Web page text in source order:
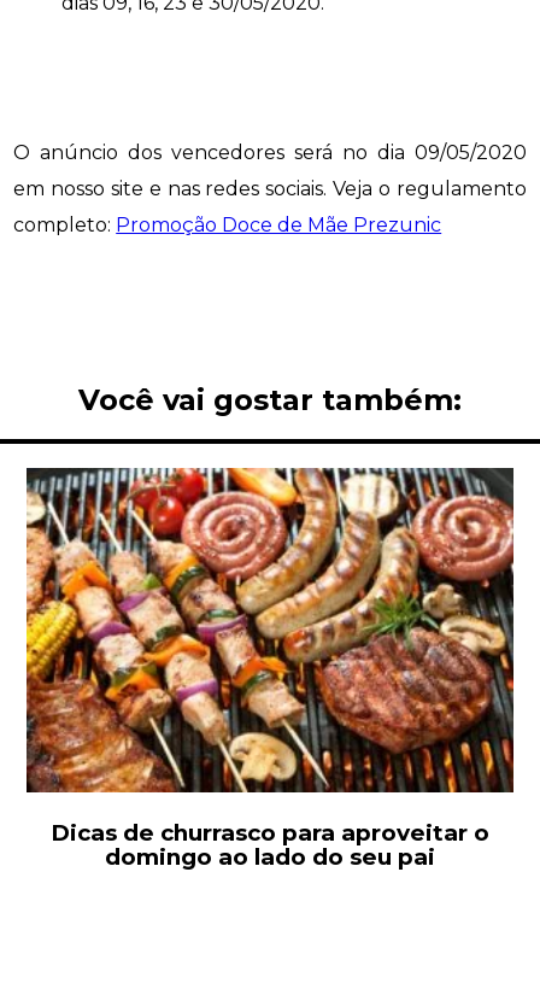
O anúncio dos vencedores será no dia 09/05/2020
em nosso site e nas redes sociais. Veja o regulamento
completo: Promoção Doce de Mãe Prezunic
Você vai gostar também:
Dicas de churrasco para aproveitar o
domingo ao lado do seu pai